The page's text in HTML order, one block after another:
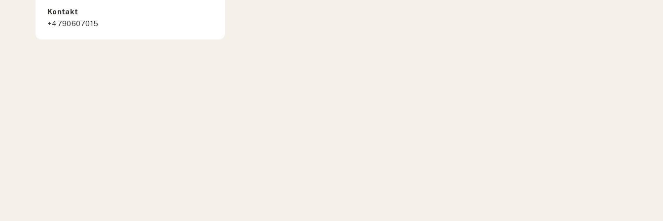
Kontakt
+4790607015